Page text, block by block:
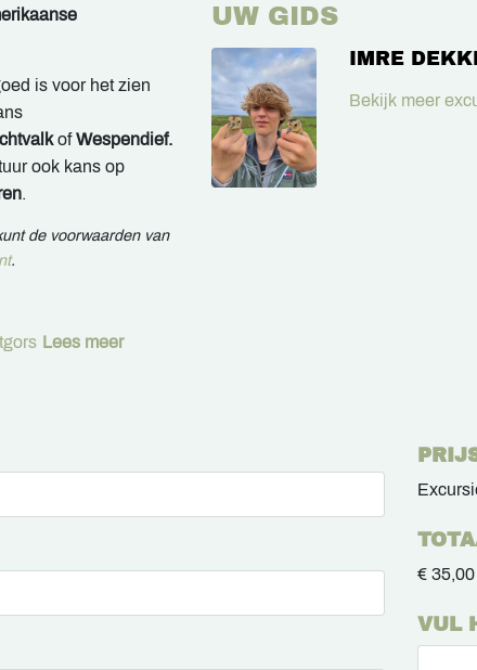
is voor het zien
ofWespendief.
ook kans op
.
de voorwaarden van
.
Lees meer
UW GIDS
IMRE
Bekijk meer
€ 35,00
VUL